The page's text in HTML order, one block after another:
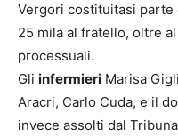
Vergori costituitasi
25 mila al fratello, oltre
processuali.
Gli infermieri Marisa
Aracri, Carlo Cuda, e il
invece assolti dal